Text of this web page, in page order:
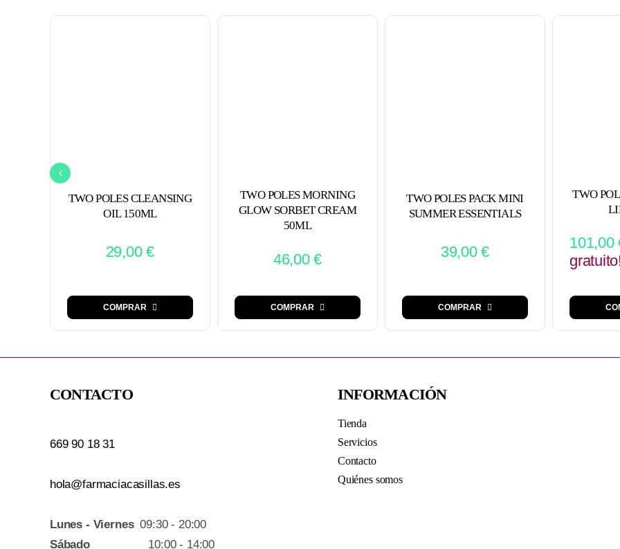
TWO POLES CLEANSING
OIL 150ML
29,00€
COMPRAR
TWO POLES MORNING
GLOW SORBET CREAM
50ML
46,00€
COMPRAR
TWO POLES PACK MINI
SUMMER ESSENTIALS
39,00€
COMPRAR
TWO
101,00
CONTACTO
669 90 18 31
hola@farmaciacasillas.es
Lunes - Viernes09:30 - 20:00
Sábado10:00 - 14:00
INFORMACIÓN
Tienda
Servicios
Contacto
Quiénes somos